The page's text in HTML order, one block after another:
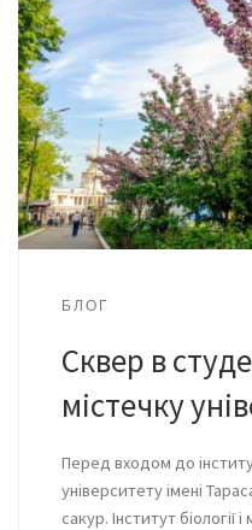
БЛОГ
Сквер в
містечку
Перед входом до
університету імені
сакур. Інститут